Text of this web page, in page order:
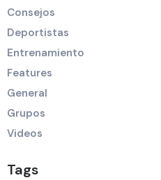
Consejos
Deportistas
Entrenamiento
Features
General
Grupos
Videos
Tags